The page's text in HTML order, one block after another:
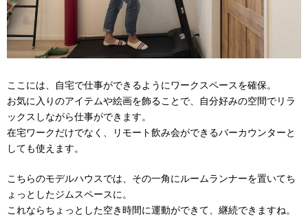
ここには、自宅で仕事ができるようにワークスペースを確保。
お気に入りのアイテムや絵画を飾ることで、自分好みの空間でリラ
ックスしながら仕事ができます。
在宅ワークだけでなく、リモート飲み会ができるバーカウンターと
しても使えます。
こちらのモデルハウスでは、その一角にルームランナーを置いてち
ょっとしたジムスペースに。
これならちょっとした空き時間に運動ができて、継続できますね。